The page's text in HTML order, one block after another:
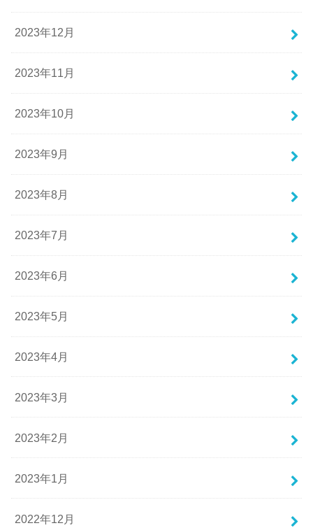
2023年12月
2023年11月
2023年10月
2023年9月
2023年8月
2023年7月
2023年6月
2023年5月
2023年4月
2023年3月
2023年2月
2023年1月
2022年12月